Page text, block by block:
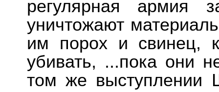
регулярная армия
уничтожают
им порох и свинец,
убивать, ...пока они
том же выступлении